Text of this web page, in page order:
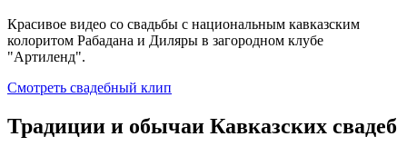
Красивое видео со свадьбы с национальным кавказским
колоритом Рабадана и Диляры в загородном клубе
"Артиленд".
Смотреть свадебный клип
Традиции и обычаи Кавказских свадеб